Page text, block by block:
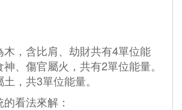
，含比肩、劫財共有4單位能
、傷官屬火，共有2單位能量。
，共3單位能量。
看法來解：